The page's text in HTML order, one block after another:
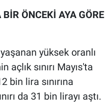
ÖNCEKİ AYA GÖRE
yüksek oranlı
sınırı Mayıs'ta
bin lira sınırına
da 31 bin lirayı aştı.